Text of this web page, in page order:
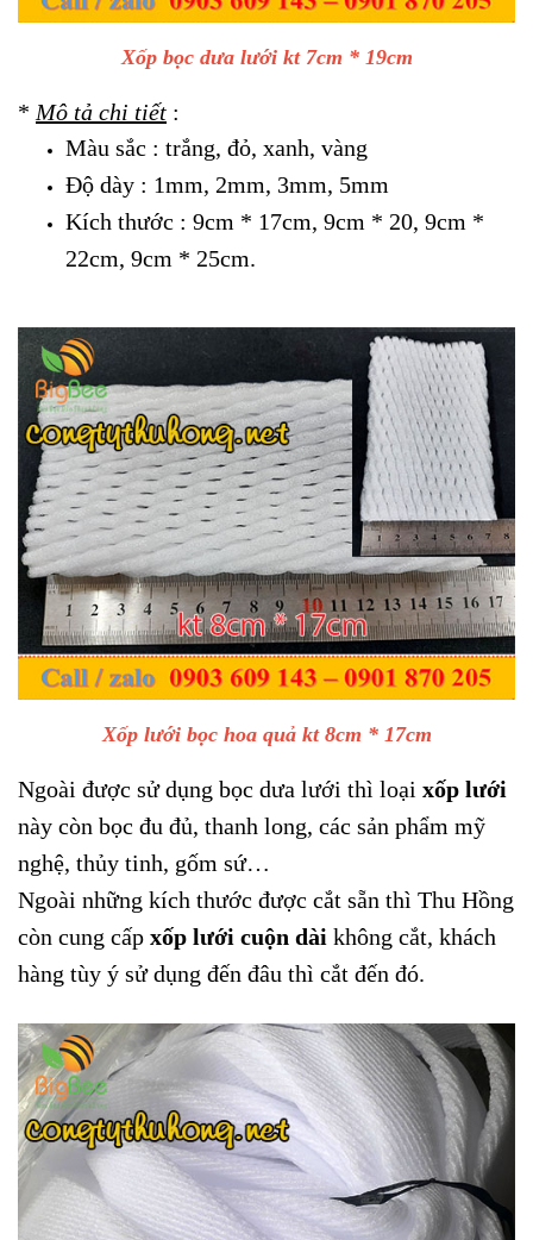
Xốp bọc dưa lưới kt 7cm * 19cm
* Mô tả chi tiết :
Màu sắc : trắng, đỏ, xanh, vàng
Độ dày : 1mm, 2mm, 3mm, 5mm
Kích thước : 9cm * 17cm, 9cm * 20, 9cm *
22cm, 9cm * 25cm.
Xốp lưới bọc hoa quả kt 8cm * 17cm
Ngoài được sử dụng bọc dưa lưới thì loại xốp lưới
này còn bọc đu đủ, thanh long, các sản phẩm mỹ
nghệ, thủy tinh, gốm sứ…
Ngoài những kích thước được cắt sẵn thì Thu Hồng
còn cung cấp xốp lưới cuộn dài không cắt, khách
hàng tùy ý sử dụng đến đâu thì cắt đến đó.